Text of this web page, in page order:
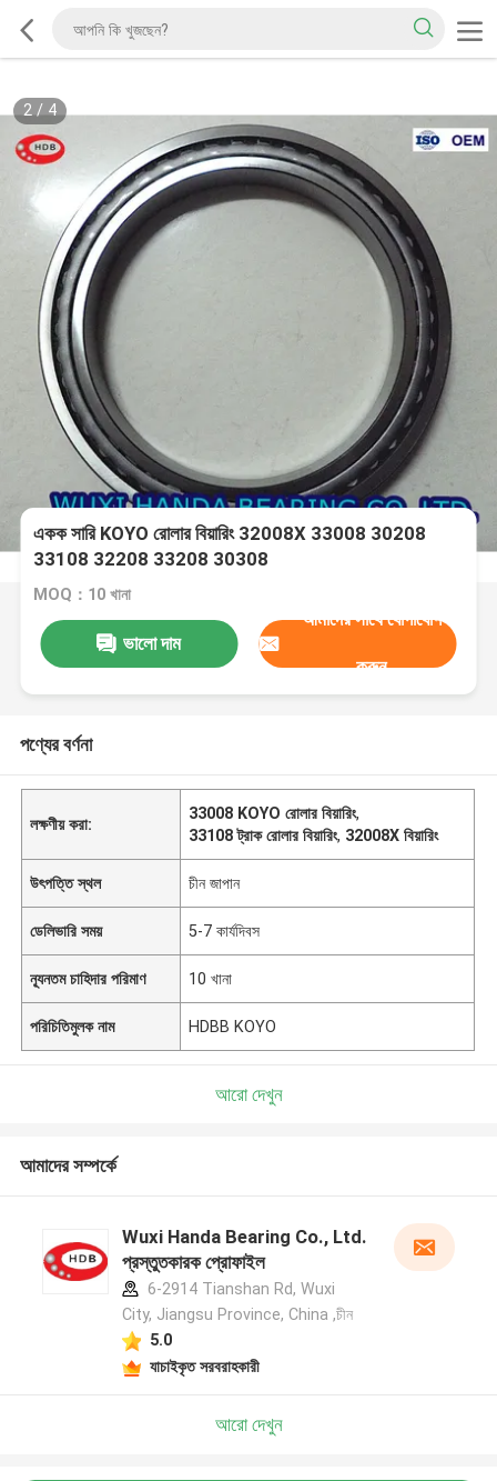
2/ 4
একক সারি KOYO রোলার বিয়ারিং 32008X 33008 30208
33108 32208 33208 30308
MOQ：10 খানা
ভালো দাম
আমাদের সাথে যোগাযোগ
করুন
পণ্যের বর্ণনা
লক্ষণীয় করা:
33008 KOYO রোলার বিয়ারিং,
33108 ট্রাক রোলার বিয়ারিং, 32008X বিয়ারিং
উৎপত্তি স্থল চীন জাপান
ডেলিভারি সময় 5-7 কার্যদিবস
ন্যূনতম চাহিদার পরিমাণ 10 খানা
পরিচিতিমুলক নাম HDBB KOYO
আরো দেখুন
আমাদের সম্পর্কে
Wuxi Handa Bearing Co., Ltd.
প্রস্তুতকারক প্রোফাইল
6-2914 Tianshan Rd, Wuxi
City, Jiangsu Province, China ,চীন
5.0
যাচাইকৃত সরবরাহকারী
আরো দেখুন